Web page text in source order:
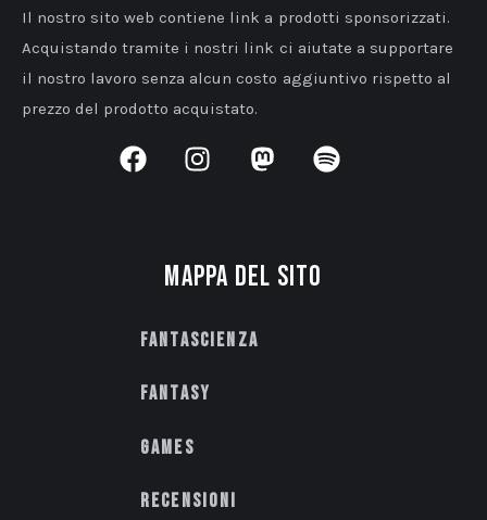
Il nostro sito web contiene link a prodotti sponsorizzati.
Acquistando tramite i nostri link ci aiutate a supportare
il nostro lavoro senza alcun costo aggiuntivo rispetto al
prezzo del prodotto acquistato.
Mappa del sito
Fantascienza
Fantasy
Games
Recensioni